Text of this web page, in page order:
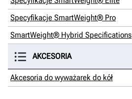
Specyfikacje SmartWeight® Pro
SmartWeight® Hybrid Specifications
AKCESORIA
Akcesoria do wyważarek do kół